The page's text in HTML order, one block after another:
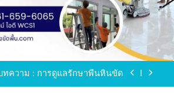
พื้นหินขัด อบต.แหลมบัวนครปฐม
น โทร.0616596065 ไลน์ WCS1
ทความ : การดูแลรักษาพื้นหินขัด